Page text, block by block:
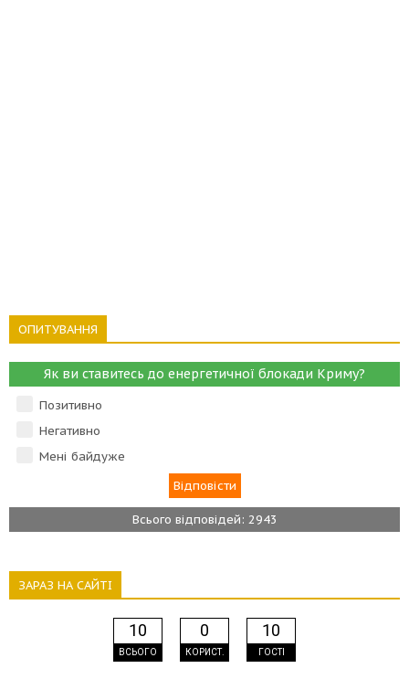
ОПИТУВАННЯ
Як ви ставитесь до енергетичної блокади Криму?
Позитивно
Негативно
Мені байдуже
Всього відповідей: 2943
ЗАРАЗ НА САЙТІ
10
ВСЬОГО
0
КОРИСТ.
10
ГОСТІ